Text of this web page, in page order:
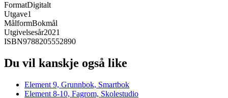
FormatDigitalt
Utgave1
MålformBokmål
Utgivelsesår2021
ISBN9788205552890
Du vil kanskje også like
Element 9, Grunnbok, Smartbok
Element 8-10, Fagrom, Skolestudio